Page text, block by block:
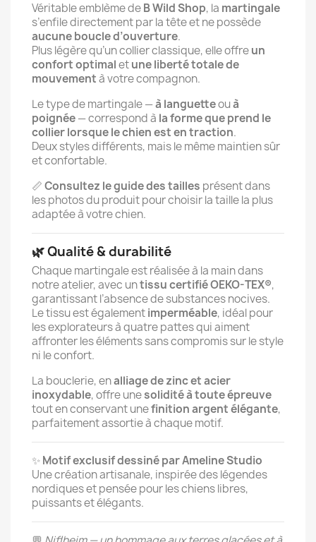
Véritable emblème deB Wild Shop, la martingale
s’enfile directement par la tête et ne possède
aucune boucle d’ouverture.
Plus légère qu’un collier classique, elle offreun
confort optimaletune liberté totale de
mouvementà votre compagnon.
Le type de martingale —à languetteouà
poignée— correspond à la forme que prend le
collier lorsque le chien est en traction.
Deux styles différents, mais le même maintien sûr
et confortable.
📏Consultez le guide des tailles présent dans
les photos du produit pour choisir la taille la plus
adaptée à votre chien.
🌿 Qualité & durabilité
Chaque martingale est réalisée à la main dans
notre atelier, avec untissu certifié OEKO-TEX®,
garantissant l’absence de substances nocives.
Le tissu est égalementimperméable, idéal pour
les explorateurs à quatre pattes qui aiment
affronter les éléments sans compromis sur le style
ni le confort.
La bouclerie, enalliage de zinc et acier
inoxydable, offre unesolidité à toute épreuve
tout en conservant unefinition argent élégante,
parfaitement assortie à chaque motif.
✨Motif exclusif dessiné par Ameline Studio
Une création artisanale, inspirée des légendes
nordiques et pensée pour les chiens libres,
puissants et élégants.